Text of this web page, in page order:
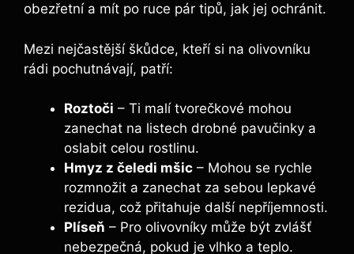
obezřetní a mít po ruce pár tipů, jak jej ochránit.
Mezi nejčastější škůdce, kteří si na olivovníku
rádi pochutnávají, patří:
Roztoči – Ti malí tvorečkové mohou
zanechat na listech drobné pavučinky a
oslabit celou rostlinu.
Hmyz z čeledi mšic – Mohou se rychle
rozmnožit a zanechat za sebou lepkavé
rezidua, což přitahuje další nepříjemnosti.
Plíseň – Pro olivovníky může být zvlášť
nebezpečná, pokud je vlhko a teplo.